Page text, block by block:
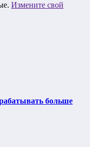
Измените свой
больше